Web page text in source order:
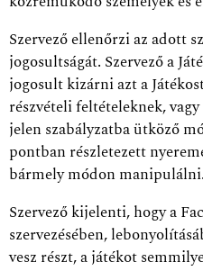
Szervező ellenőrzi az adott
jogosultságát. Szervező a
jogosult kizárni azt a
részvételi feltételeknek,
jelen szabályzatba ütköző
pontban részletezett
bármely módon manipulálni.
Szervező kijelenti, hogy a
szervezésében,
vesz részt, a játékot